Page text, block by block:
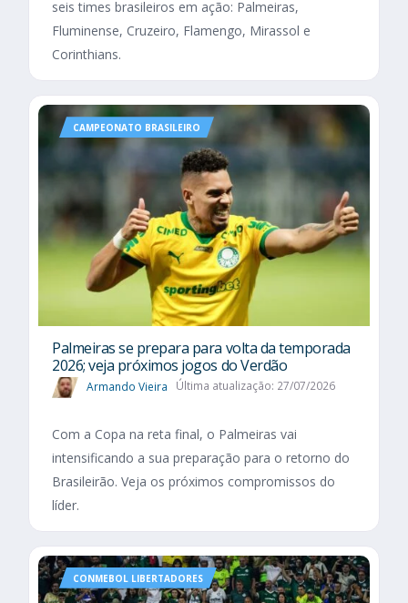
seis times brasileiros em ação: Palmeiras,
Fluminense, Cruzeiro, Flamengo, Mirassol e
Corinthians.
CAMPEONATO BRASILEIRO
Palmeiras se prepara para volta da temporada
2026; veja próximos jogos do Verdão
Armando Vieira Última atualização: 27/07/2026
Com a Copa na reta final, o Palmeiras vai
intensificando a sua preparação para o retorno do
Brasileirão. Veja os próximos compromissos do
líder.
CONMEBOL LIBERTADORES